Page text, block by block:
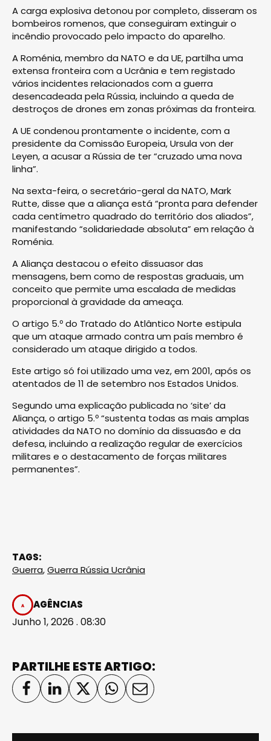
A carga explosiva detonou por completo, disseram os
bombeiros romenos, que conseguiram extinguir o
incêndio provocado pelo impacto do aparelho.
A Roménia, membro da NATO e da UE, partilha uma
extensa fronteira com a Ucrânia e tem registado
vários incidentes relacionados com a guerra
desencadeada pela Rússia, incluindo a queda de
destroços de drones em zonas próximas da fronteira.
A UE condenou prontamente o incidente, com a
presidente da Comissão Europeia, Ursula von der
Leyen, a acusar a Rússia de ter “cruzado uma nova
linha”.
Na sexta-feira, o secretário-geral da NATO, Mark
Rutte, disse que a aliança está “pronta para defender
cada centímetro quadrado do território dos aliados”,
manifestando “solidariedade absoluta” em relação à
Roménia.
A Aliança destacou o efeito dissuasor das
mensagens, bem como de respostas graduais, um
conceito que permite uma escalada de medidas
proporcional à gravidade da ameaça.
O artigo 5.º do Tratado do Atlântico Norte estipula
que um ataque armado contra um país membro é
considerado um ataque dirigido a todos.
Este artigo só foi utilizado uma vez, em 2001, após os
atentados de 11 de setembro nos Estados Unidos.
Segundo uma explicação publicada no ‘site’ da
Aliança, o artigo 5.º “sustenta todas as mais amplas
atividades da NATO no domínio da dissuasão e da
defesa, incluindo a realização regular de exercícios
militares e o destacamento de forças militares
permanentes”.
TAGS:
Guerra,Guerra Rússia Ucrânia
AGÊNCIAS
Junho 1, 2026 . 08:30
PARTILHE ESTE ARTIGO: